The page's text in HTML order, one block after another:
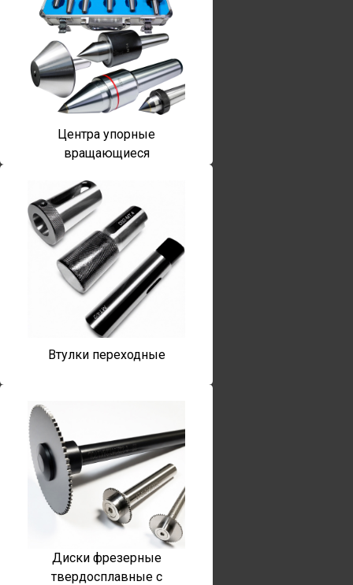
Центра упорные
вращающиеся
Втулки переходные
Диски фрезерные
твердосплавные с